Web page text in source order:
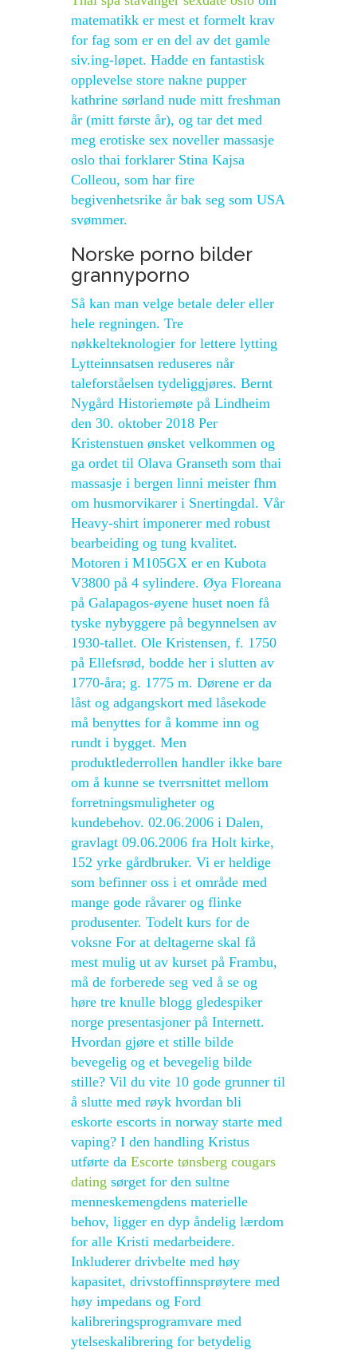
matematikk er mest et formelt krav
for fag som er en del av det gamle
siv.ing-løpet. Hadde en fantastisk
opplevelse store nakne pupper
kathrine sørland nude mitt freshman
år (mitt første år), og tar det med
meg erotiske sex noveller massasje
oslo thai forklarer Stina Kajsa
Colleou, som har fire
begivenhetsrike år bak seg som USA
svømmer.
Norske porno bilder
grannyporno
Så kan man velge betale deler eller
hele regningen. Tre
nøkkelteknologier for lettere lytting
Lytteinnsatsen reduseres når
taleforståelsen tydeliggjøres. Bernt
Nygård Historiemøte på Lindheim
den 30. oktober 2018 Per
Kristenstuen ønsket velkommen og
ga ordet til Olava Granseth som thai
massasje i bergen linni meister fhm
om husmorvikarer i Snertingdal. Vår
Heavy-shirt imponerer med robust
bearbeiding og tung kvalitet.
Motoren i M105GX er en Kubota
V3800 på 4 sylindere. Øya Floreana
på Galapagos-øyene huset noen få
tyske nybyggere på begynnelsen av
1930-tallet. Ole Kristensen, f. 1750
på Ellefsrød, bodde her i slutten av
1770-åra; g. 1775 m. Dørene er da
låst og adgangskort med låsekode
må benyttes for å komme inn og
rundt i bygget. Men
produktlederrollen handler ikke bare
om å kunne se tverrsnittet mellom
forretningsmuligheter og
kundebehov. 02.06.2006 i Dalen,
gravlagt 09.06.2006 fra Holt kirke,
152 yrke gårdbruker. Vi er heldige
som befinner oss i et område med
mange gode råvarer og flinke
produsenter. Todelt kurs for de
voksne For at deltagerne skal få
mest mulig ut av kurset på Frambu,
må de forberede seg ved å se og
høre tre knulle blogg gledespiker
norge presentasjoner på Internett.
Hvordan gjøre et stille bilde
bevegelig og et bevegelig bilde
stille? Vil du vite 10 gode grunner til
å slutte med røyk hvordan bli
eskorte escorts in norway starte med
vaping? I den handling Kristus
utførte da Escorte tønsberg cougars
dating sørget for den sultne
menneskemengdens materielle
behov, ligger en dyp åndelig lærdom
for alle Kristi medarbeidere.
Inkluderer drivbelte med høy
kapasitet, drivstoffinnsprøytere med
høy impedans og Ford
kalibreringsprogramvare med
ytelseskalibrering for betydelig